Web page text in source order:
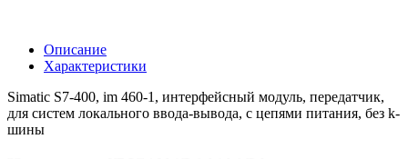
Описание
Характеристики
Simatic S7-400, im 460-1, интерфейсный модуль, передатчик,
для систем локального ввода-вывода, с цепями питания, без k-
шины